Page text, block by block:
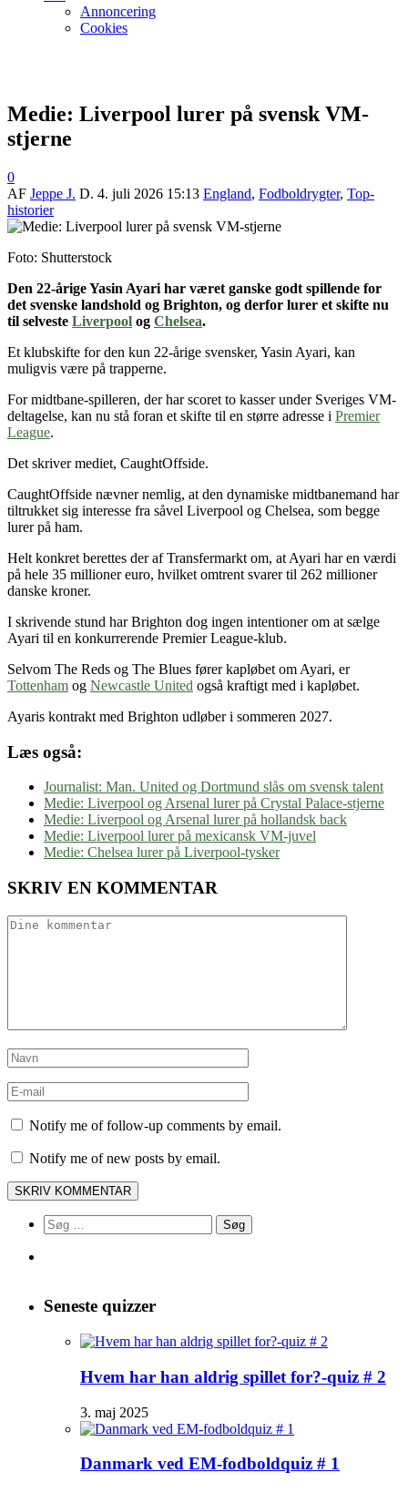
Annoncering
Cookies
Medie: Liverpool lurer på svensk VM-
stjerne
0
AF Jeppe J. D. 4. juli 2026 15:13 England, Fodboldrygter, Top-
historier
Foto: Shutterstock
Den 22-årige Yasin Ayari har været ganske godt spillende for
det svenske landshold og Brighton, og derfor lurer et skifte nu
til selveste Liverpool og Chelsea.
Et klubskifte for den kun 22-årige svensker, Yasin Ayari, kan
muligvis være på trapperne.
For midtbane-spilleren, der har scoret to kasser under Sveriges VM-
deltagelse, kan nu stå foran et skifte til en større adresse i Premier
League.
Det skriver mediet, CaughtOffside.
CaughtOffside nævner nemlig, at den dynamiske midtbanemand har
tiltrukket sig interesse fra såvel Liverpool og Chelsea, som begge
lurer på ham.
Helt konkret berettes der af Transfermarkt om, at Ayari har en værdi
på hele 35 millioner euro, hvilket omtrent svarer til 262 millioner
danske kroner.
I skrivende stund har Brighton dog ingen intentioner om at sælge
Ayari til en konkurrerende Premier League-klub.
Selvom The Reds og The Blues fører kapløbet om Ayari, er
Tottenham og Newcastle United også kraftigt med i kapløbet.
Ayaris kontrakt med Brighton udløber i sommeren 2027.
Læs også:
Journalist: Man. United og Dortmund slås om svensk talent
Medie: Liverpool og Arsenal lurer på Crystal Palace-stjerne
Medie: Liverpool og Arsenal lurer på hollandsk back
Medie: Liverpool lurer på mexicansk VM-juvel
Medie: Chelsea lurer på Liverpool-tysker
SKRIV EN KOMMENTAR
Notify me of follow-up comments by email.
Notify me of new posts by email.
Søg
efter:
Seneste quizzer
Hvem har han aldrig spillet for?-quiz # 2
3. maj 2025
Danmark ved EM-fodboldquiz # 1